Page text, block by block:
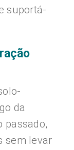
suportá-
da
passado,
sem levar